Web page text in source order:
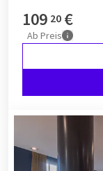
109 20 €
Ab Preis